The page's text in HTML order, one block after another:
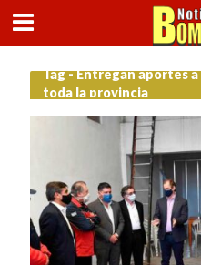
Tag - Entregan aportes
toda la provincia